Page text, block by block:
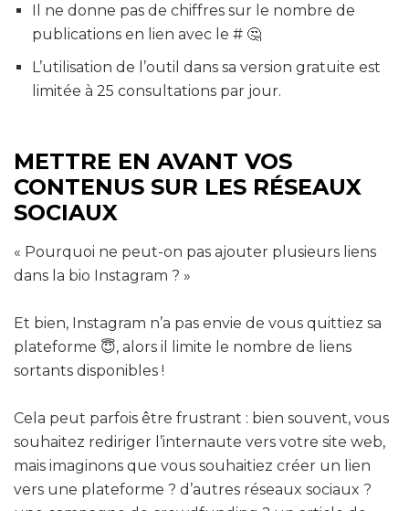
Il ne donne pas de chiffres sur le nombre de
publications en lien avec le # 🤔
L’utilisation de l’outil dans sa version gratuite est
limitée à 25 consultations par jour.
METTRE EN AVANT VOS
CONTENUS SUR LES RÉSEAUX
SOCIAUX
« Pourquoi ne peut-on pas ajouter plusieurs liens
dans la bio Instagram ? »
Et bien, Instagram n’a pas envie de vous quittiez sa
plateforme 😇, alors il limite le nombre de liens
sortants disponibles !
Cela peut parfois être frustrant : bien souvent, vous
souhaitez rediriger l’internaute vers votre site web,
mais imaginons que vous souhaitiez créer un lien
vers une plateforme ? d’autres réseaux sociaux ?